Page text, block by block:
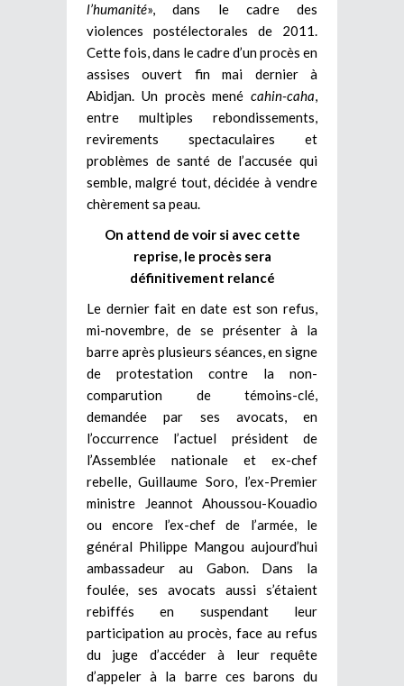
l’humanité», dans le cadre des
violences postélectorales de 2011.
Cette fois, dans le cadre d’un procès en
assises ouvert fin mai dernier à
Abidjan. Un procès mené cahin-caha,
entre multiples rebondissements,
revirements spectaculaires et
problèmes de santé de l’accusée qui
semble, malgré tout, décidée à vendre
chèrement sa peau.
On attend de voir si avec cette
reprise, le procès sera
définitivement relancé
Le dernier fait en date est son refus,
mi-novembre, de se présenter à la
barre après plusieurs séances, en signe
de protestation contre la non-
comparution de témoins-clé,
demandée par ses avocats, en
l’occurrence l’actuel président de
l’Assemblée nationale et ex-chef
rebelle, Guillaume Soro, l’ex-Premier
ministre Jeannot Ahoussou-Kouadio
ou encore l’ex-chef de l’armée, le
général Philippe Mangou aujourd’hui
ambassadeur au Gabon. Dans la
foulée, ses avocats aussi s’étaient
rebiffés en suspendant leur
participation au procès, face au refus
du juge d’accéder à leur requête
d’appeler à la barre ces barons du